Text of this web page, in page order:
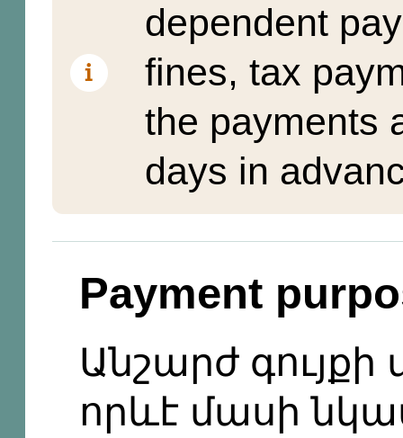
dependent
fines, tax
the payments
days in
Payment
Անշարժ
որևէ մասի